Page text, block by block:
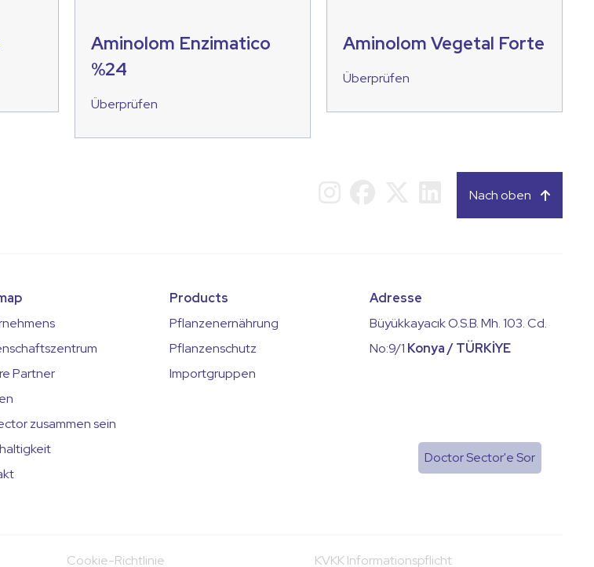
Aminolom Enzimatico
%24
Überprüfen
Aminolom Vegetal Forte
Überprüfen
Doctor Sector'e Sor
Nach oben
Partner
zusammen sein
Products
Pflanzenernährung
Pflanzenschutz
Importgruppen
Adresse
Büyükkayacık O.S.B. Mh. 103. Cd.
No:9/1 Konya / TÜRKİYE
Cookie-Richtlinie KVKK Informationspflicht